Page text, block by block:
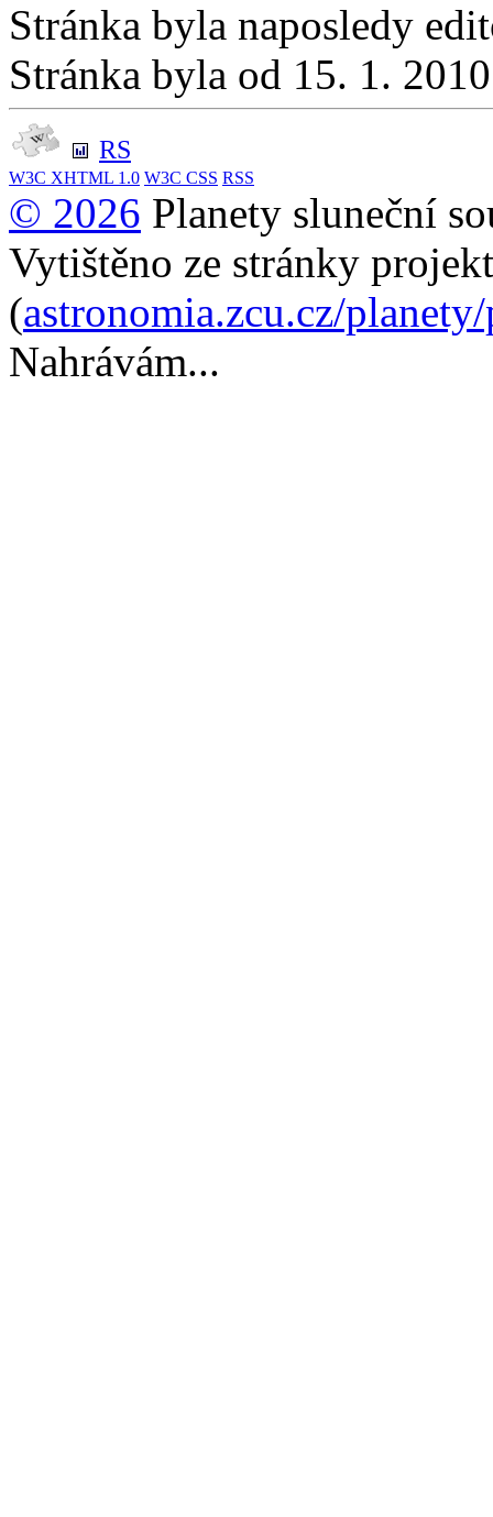
Stránka byla naposledy
Stránka byla od 15. 1.
RS
W3C XHTML 1.0 W3C CSS RSS
© 2026 Planety sluneční
Vytištěno ze stránky
(astronomia.zcu.cz/
Nahrávám...